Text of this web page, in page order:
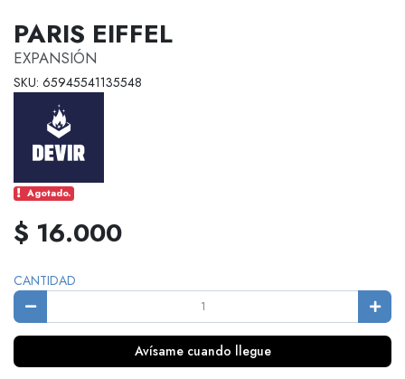
PARIS EIFFEL
EXPANSIÓN
SKU: 65945541135548
Agotado.
$ 16.000
CANTIDAD
Avísame cuando llegue